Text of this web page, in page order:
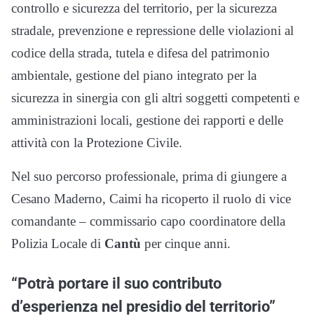
controllo e sicurezza del territorio, per la sicurezza
stradale, prevenzione e repressione delle violazioni al
codice della strada, tutela e difesa del patrimonio
ambientale, gestione del piano integrato per la
sicurezza in sinergia con gli altri soggetti competenti e
amministrazioni locali, gestione dei rapporti e delle
attività con la Protezione Civile.
Nel suo percorso professionale, prima di giungere a
Cesano Maderno, Caimi ha ricoperto il ruolo di vice
comandante – commissario capo coordinatore della
Polizia Locale di Cantù per cinque anni.
“Potrà portare il suo contributo
d’esperienza nel presidio del territorio”